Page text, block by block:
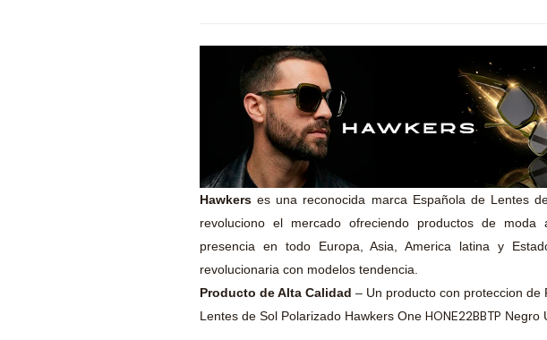
Hawkerses una reconocida marca Española de Lentes
revoluciono el mercado ofreciendo productos de
presencia en todo Europa, Asia, America latina y
revolucionaria con modelos tendencia.
Producto de Alta Calidad – Un producto con proteccion de
Lentes de Sol Polarizado Hawkers One HONE22BBTP Negro